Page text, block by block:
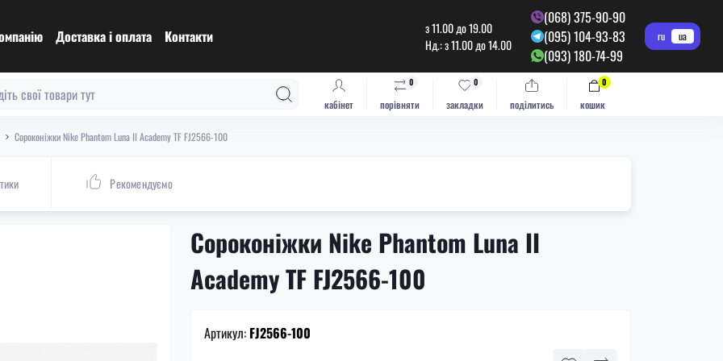
Доставка і оплата Контакти
з 11.00 до 19.00
Нд.: з 11.00 до 14.00
(068) 375-90-90
(095) 104-93-83
(093) 180-74-99
ru ua
кабінет порівняти
0
закладки
0
поділитись кошик
0
Сороконіжки Nike Phantom Luna II Academy TF FJ2566-100
Рекомендуємо
Сороконіжки Nike Phantom Luna II
Academy TF FJ2566-100
Артикул: FJ2566-100